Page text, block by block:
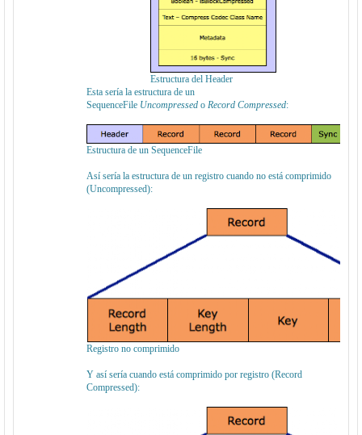
Estructura del Header
Esta sería la estructura de un
SequenceFile Uncompressed o Record Compressed:
Estructura de un SequenceFile
Así sería la estructura de un registro cuando no está comprimido
(Uncompressed):
Registro no comprimido
Y así sería cuando está comprimido por registro (Record
Compressed):